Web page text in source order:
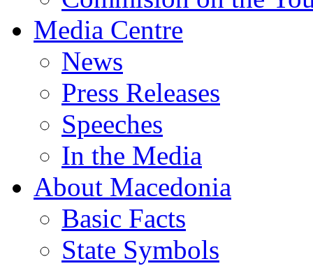
Media Centre
News
Press Releases
Speeches
In the Media
About Macedonia
Basic Facts
State Symbols